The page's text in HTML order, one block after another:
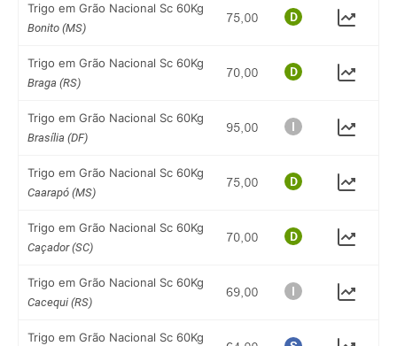
Trigo em Grão Nacional Sc 60Kg
Bonito (MS)
Trigo em Grão Nacional Sc 60Kg
Braga (RS)
Trigo em Grão Nacional Sc 60Kg
Brasília (DF)
Trigo em Grão Nacional Sc 60Kg
Caarapó (MS)
Trigo em Grão Nacional Sc 60Kg
Caçador (SC)
Trigo em Grão Nacional Sc 60Kg
Cacequi (RS)
Trigo em Grão Nacional Sc 60Kg